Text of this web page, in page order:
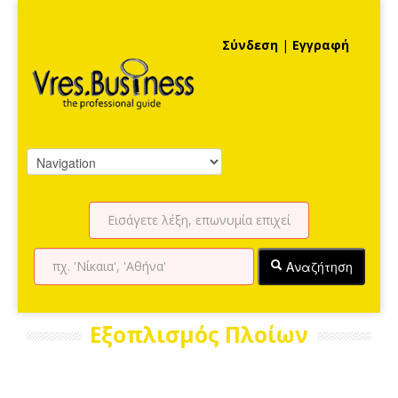
Σύνδεση | Εγγραφή
Αναζήτηση
Εξοπλισμός Πλοίων